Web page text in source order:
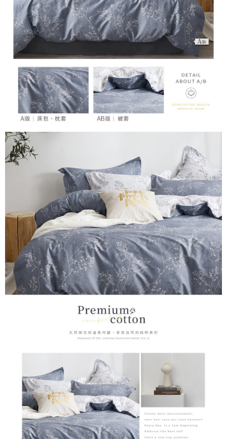
請求用戶進行身份認證。
５．嚴禁一人註冊多個帳號或使用他人資訊註冊。若發現惡意使用之情形，
恩沛科技股份有限公司將有權停止該用戶之使用額度並採取法律行動。